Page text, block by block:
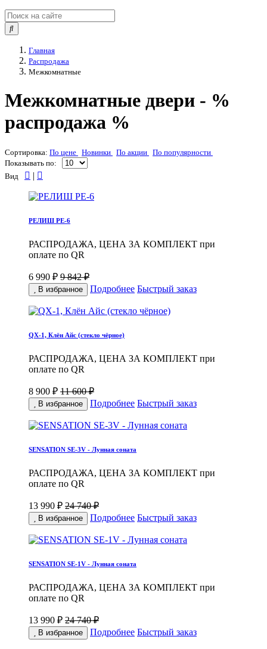
Главная
Распродажа
Межкомнатные
Межкомнатные двери - %
распродажа %
Сортировка: По цене Новинки По акции По популярности
Показывать по:
Вид
|
РЕЛИШ РЕ-6
РАСПРОДАЖА, ЦЕНА ЗА КОМПЛЕКТ при
оплате по QR
6 990 ₽ 9 842 ₽
В избранное Подробнее Быстрый заказ
QX-1, Клён Айс (стекло чёрное)
РАСПРОДАЖА, ЦЕНА ЗА КОМПЛЕКТ при
оплате по QR
8 900 ₽ 11 600 ₽
В избранное Подробнее Быстрый заказ
SENSATION SE-3V - Лунная соната
РАСПРОДАЖА, ЦЕНА ЗА КОМПЛЕКТ при
оплате по QR
13 990 ₽ 24 740 ₽
В избранное Подробнее Быстрый заказ
SENSATION SE-1V - Лунная соната
РАСПРОДАЖА, ЦЕНА ЗА КОМПЛЕКТ при
оплате по QR
13 990 ₽ 24 740 ₽
В избранное Подробнее Быстрый заказ